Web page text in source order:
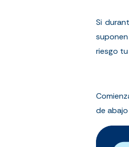
Si
riesgo
de